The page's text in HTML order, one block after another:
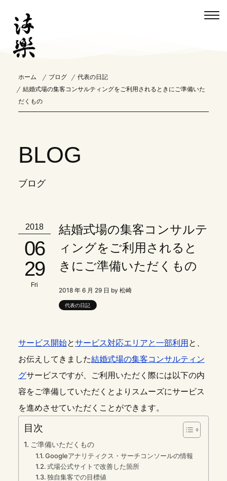
ホーム ブログ
代表の日記
結婚式場の集客コンサルティングをご利用されるときにご準備いた
だくもの
BLOG
ブログ
2018
06
29
Fri
結婚式場の集客コンサルテ
ィングをご利用されると
きにご準備いただくもの
2018 年 6 月 29 日 by 松崎
代表の日記
サービス開始とサービス対応エリアと一部利用と、
お伝えしてきました結婚式場の集客コンサルティン
グサービスですが、ご利用いただく際には以下の内
容をご準備していただくとよりスムーズにサービス
を進めさせていただくことができます。
目次
ご準備いただくもの
Googleアナリティクス・サーチコンソールの情報
式場公式サイトで改善した箇所
独自集客での目標値